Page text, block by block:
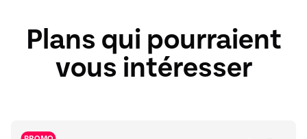
Plans qui pourraient
vous intéresser